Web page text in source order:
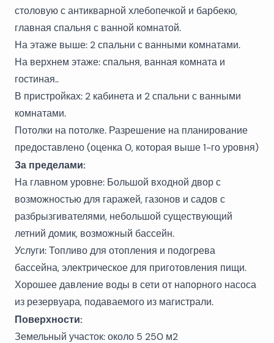
столовую с антикварной хлебопечкой и барбекю,
главная спальня с ванной комнатой.
На этаже выше: 2 спальни с ванными комнатами.
На верхнем этаже: спальня, ванная комната и
гостиная..
В пристройках: 2 кабинета и 2 спальни с ванными
комнатами.
Потолки на потолке. Разрешение на планирование
предоставлено (оценка 0, которая выше 1-го уровня)
За пределами:
На главном уровне: Большой входной двор с
возможностью для гаражей, газонов и садов с
разбрызгивателями, небольшой существующий
летний домик, возможный бассейн.
Услуги: Топливо для отопления и подогрева
бассейна, электрическое для приготовления пищи.
Хорошее давление воды в сети от напорного насоса
из резервуара, подаваемого из магистрали.
Поверхности:
Земельный участок: около 5 250 м2